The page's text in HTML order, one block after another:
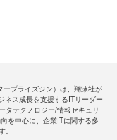
ープライズジン）は、翔泳社が
ネス成長を支援するITリーダー
タテクノロジー/情報セキュリ
を中心に、企業ITに関する多